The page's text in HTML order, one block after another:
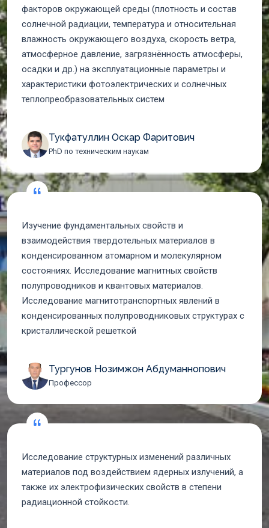
факторов окружающей среды (плотность и состав
солнечной радиации, температура и относительная
влажность окружающего воздуха, скорость ветра,
атмосферное давление, загрязнённость атмосферы,
осадки и др.) на эксплуатационные параметры и
характеристики фотоэлектрических и солнечных
теплопреобразовательных систем
Тукфатуллин Оскар Фаритович
PhD по техническим наукам
Изучение фундаментальных свойств и
взаимодействия твердотельных материалов в
конденсированном атомарном и молекулярном
состояниях. Исследование магнитных свойств
полупроводников и квантовых материалов.
Исследование магнитотранспортных явлений в
конденсированных полупроводниковых структурах с
кристаллической решеткой
Тургунов Нозимжон Абдуманнопович
Профессор
Исследование структурных изменений различных
материалов под воздействием ядерных излучений, а
также их электрофизических свойств в степени
радиационной стойкости.